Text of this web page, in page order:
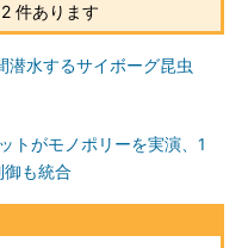
件あります
潜水するサイボーグ昆虫
トがモノポリーを実演、1
御も統合